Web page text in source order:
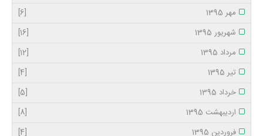
مهر 1395
[6]
شهریور 1395
[16]
مرداد 1395
[12]
تیر 1395
[4]
خرداد 1395
[5]
اردیبهشت 1395
[8]
فروردین 1395
[4]